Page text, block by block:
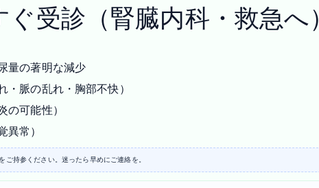
受診（腎臓内科・救急へ）
量の著明な減少
・脈の乱れ・胸部不快）
の可能性）
異常）
ご持参ください。迷ったら早めにご連絡を。